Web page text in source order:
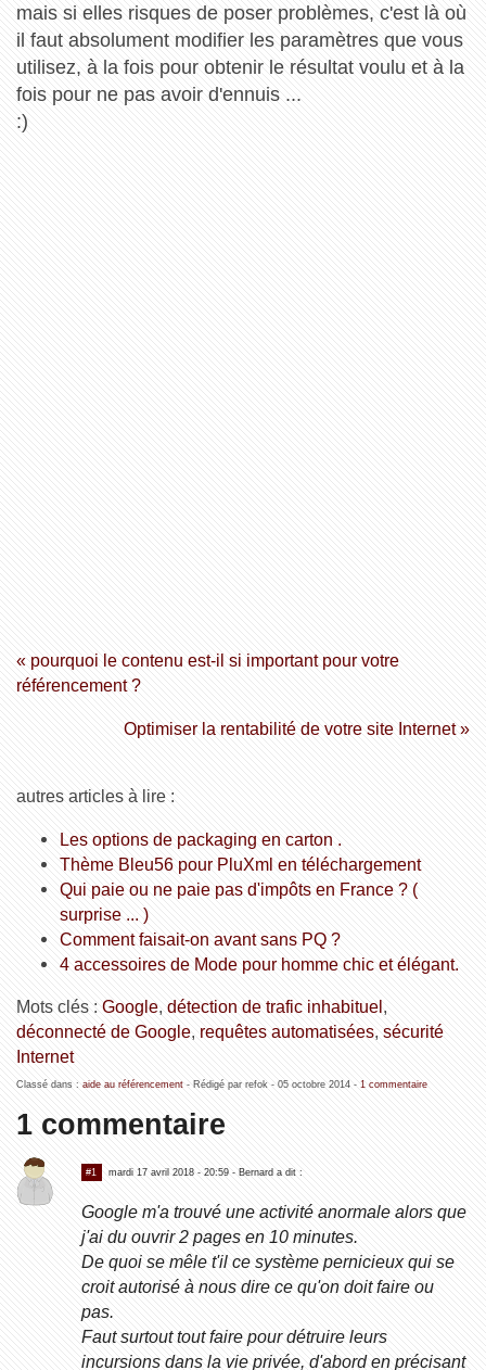
mais si elles risques de poser problèmes, c'est là où
il faut absolument modifier les paramètres que vous
utilisez, à la fois pour obtenir le résultat voulu et à la
fois pour ne pas avoir d'ennuis ...
:)
« pourquoi le contenu est-il si important pour votre
référencement ?
Optimiser la rentabilité de votre site Internet »
autres articles à lire :
Les options de packaging en carton .
Thème Bleu56 pour PluXml en téléchargement
Qui paie ou ne paie pas d'impôts en France ? (
surprise ... )
Comment faisait-on avant sans PQ ?
4 accessoires de Mode pour homme chic et élégant.
Mots clés : Google, détection de trafic inhabituel,
déconnecté de Google, requêtes automatisées, sécurité
Internet
Classé dans : aide au référencement- Rédigé par refok - 05 octobre 2014- 1 commentaire
1 commentaire
#1 mardi 17 avril 2018 - 20:59- Bernard a dit :
Google m'a trouvé une activité anormale alors que
j'ai du ouvrir 2 pages en 10 minutes.
De quoi se mêle t'il ce système pernicieux qui se
croit autorisé à nous dire ce qu'on doit faire ou
pas.
Faut surtout tout faire pour détruire leurs
incursions dans la vie privée, d'abord en précisant